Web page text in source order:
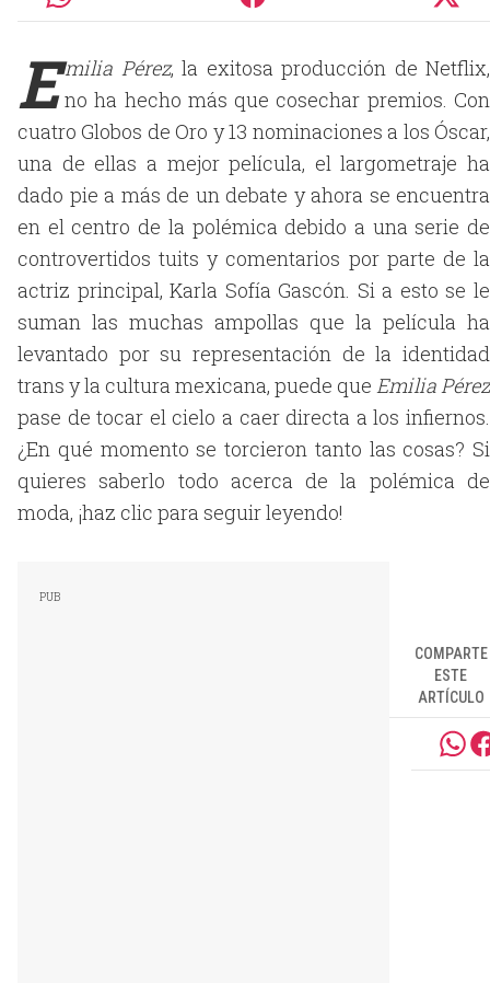
E milia Pérez, la exitosa producción de Netflix,
no ha hecho más que cosechar premios. Con
cuatro Globos de Oro y 13 nominaciones a los Óscar,
una de ellas a mejor película, el largometraje ha
dado pie a más de un debate y ahora se encuentra
en el centro de la polémica debido a una serie de
controvertidos tuits y comentarios por parte de la
actriz principal, Karla Sofía Gascón. Si a esto se le
suman las muchas ampollas que la película ha
levantado por su representación de la identidad
trans y la cultura mexicana, puede que Emilia Pérez
pase de tocar el cielo a caer directa a los infiernos.
¿En qué momento se torcieron tanto las cosas? Si
quieres saberlo todo acerca de la polémica de
moda, ¡haz clic para seguir leyendo!
COMPARTE
ESTE
ARTÍCULO